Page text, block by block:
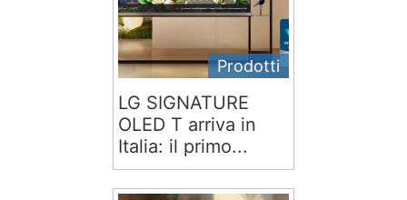
Prodotti
LG SIGNATURE
OLED T arriva in
Italia: il primo...